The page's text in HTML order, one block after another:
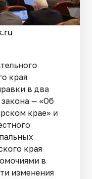
края
в два
— «Об
крае» и
края
в
изменения